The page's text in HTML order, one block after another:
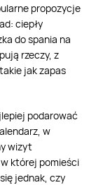
propozycje
ciepły
do spania na
rzeczy, z
jak zapas
podarować
w
wizyt
której pomieści
jednak, czy